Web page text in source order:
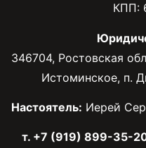
КПП:
346704, Ростовская
Истоминское, п.
Настоятель: Иерей
т. +7 (919) 899-35-